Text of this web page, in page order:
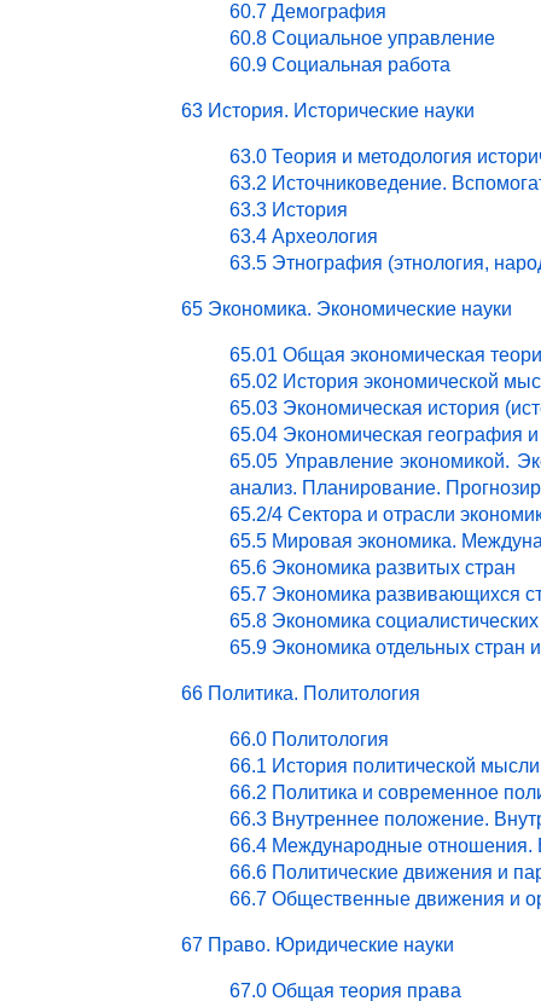
60.7 Демография
60.8 Социальное управление
60.9 Социальная работа
63 История. Исторические науки
63.0 Теория и методология
63.2 Источниковедение.
63.3 История
63.4 Археология
63.5 Этнография (этнология,
65 Экономика. Экономические науки
65.01 Общая экономическая
65.02 История экономической
65.03 Экономическая история
65.04 Экономическая география
65.05 Управление экономикой.
анализ. Планирование.
65.2/4 Сектора и отрасли
65.5 Мировая экономика.
65.6 Экономика развитых стран
65.7 Экономика развивающихся
65.8 Экономика
65.9 Экономика отдельных стран
66 Политика. Политология
66.0 Политология
66.1 История политической мысли
66.2 Политика и современное
66.3 Внутреннее положение.
66.4 Международные отношения.
66.6 Политические движения и
66.7 Общественные движения и
67 Право. Юридические науки
67.0 Общая теория права